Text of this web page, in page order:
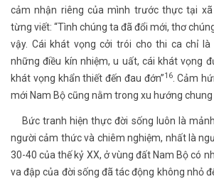
cảm nhận riêng của mình trước thực tại
từng viết: “Tình chúng ta đã đổi mới, thơ
vậy. Cái khát vọng cởi trói cho thi ca chỉ
những điều kín nhiệm, u uất, cái khát vọng
khát vọng khẩn thiết đến đau đớn”16. Cảm
mới Nam Bộ cũng nằm trong xu hướng chung
Bức tranh hiện thực đời sống luôn là
người cảm thức và chiêm nghiệm, nhất là
30-40 của thế kỷ XX, ở vùng đất Nam Bộ có
va đập của đời sống đã tác động không nhỏ